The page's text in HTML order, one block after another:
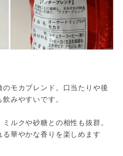
モカブレンド。口当たりや後
みやすいです。
ルクや砂糖との相性も抜群。
る華やかな香りを楽しめます